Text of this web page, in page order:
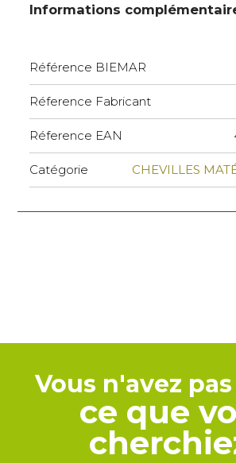
Informations
Référence BIEMAR
Réference Fabricant
Réference EAN
Catégorie CHEVILLES
Vous n'avez
ce que